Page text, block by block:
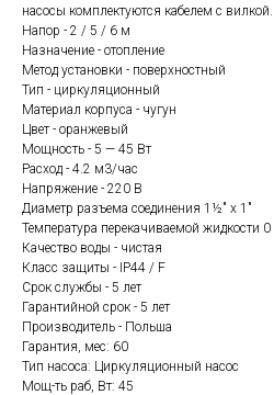
насосы комплектуются кабелем с
Напор - 2 / 5 / 6 м
Назначение - отопление
Метод установки - поверхностный
Тип - циркуляционный
Материал корпуса - чугун
Цвет - оранжевый
Мощность - 5 — 45 Вт
Расход - 4.2 м3/час
Напряжение - 220 В
Диаметр разъема соединения 1½" x 1"
Температура перекачиваемой жидкости
Качество воды - чистая
Класс защиты - IP44 / F
Срок службы - 5 лет
Гарантийной срок - 5 лет
Производитель - Польша
Гарантия, мес: 60
Тип насоса: Циркуляционный насос
Мощ-ть раб, Вт: 45